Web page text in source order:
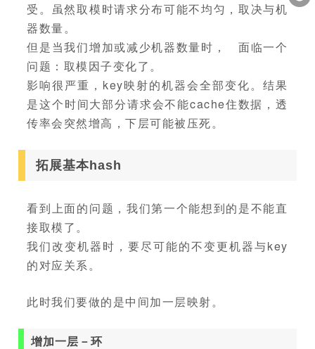
受。虽然取模时请求分布可能不均匀，取决与机
器数量。
但是当我们增加或减少机器数量时， 面临一个
问题：取模因子变化了。
影响很严重，key映射的机器会全部变化。结果
是这个时间大部分请求会不能cache住数据，透
传率会突然增高，下层可能被压死。
拓展基本hash
看到上面的问题，我们第一个能想到的是不能直
接取模了。
我们改变机器时，要尽可能的不变更机器与key
的对应关系。
此时我们要做的是中间加一层映射。
增加一层－环